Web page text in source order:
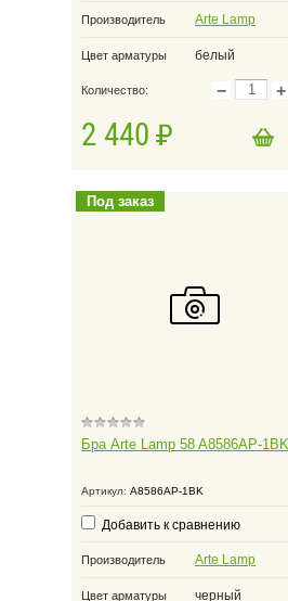
Производитель Arte Lamp
Цвет арматуры белый
Количество: − +
2 440
Добавить в корзину
Под заказ
Бра Arte Lamp 58 A8586AP-1BK
Артикул: A8586AP-1BK
Добавить к сравнению
Производитель Arte Lamp
Цвет арматуры черный